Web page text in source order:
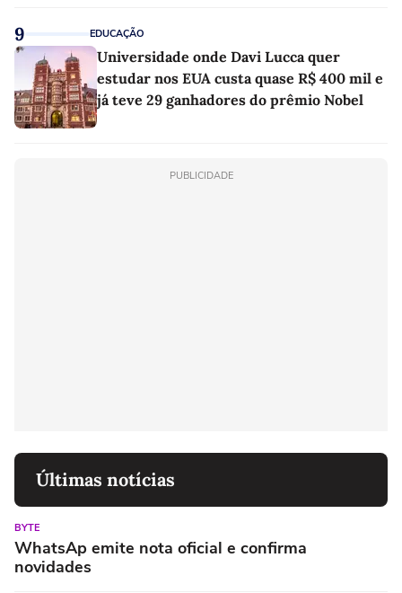
9 EDUCAÇÃO
Universidade onde Davi Lucca quer
estudar nos EUA custa quase R$ 400 mil e
já teve 29 ganhadores do prêmio Nobel
PUBLICIDADE
Últimas notícias
BYTE
WhatsAp emite nota oficial e confirma
novidades